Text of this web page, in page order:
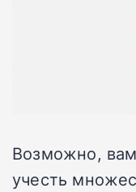
Возможно,
учесть